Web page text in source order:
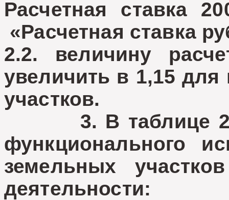
Расчетная ставка
«Расчетная ставка
2.2. величину
увеличить в 1,15 для
участков.
3. В таблице 2
функционального
земельных
деятельности: